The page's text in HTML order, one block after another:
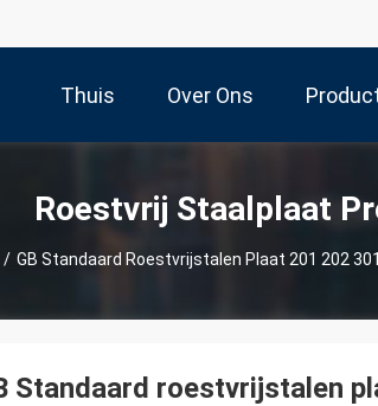
Thuis Over Ons
Roestvrij Staalplaat
/ GB Standaard Roestvrijstalen Plaat 201 202
Standaard roestvrijstalen